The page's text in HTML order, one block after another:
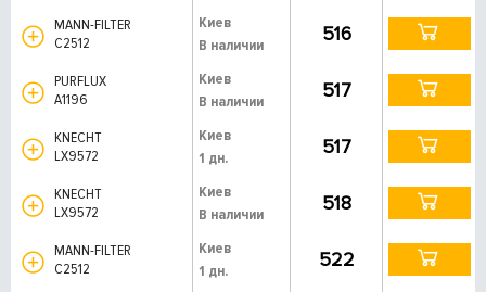
MANN-FILTER
C2512
Киев
В наличии
516
PURFLUX
A1196
Киев
В наличии
517
KNECHT
LX9572
Киев
1 дн.
517
KNECHT
LX9572
Киев
В наличии
518
MANN-FILTER
C2512
Киев
1 дн.
522